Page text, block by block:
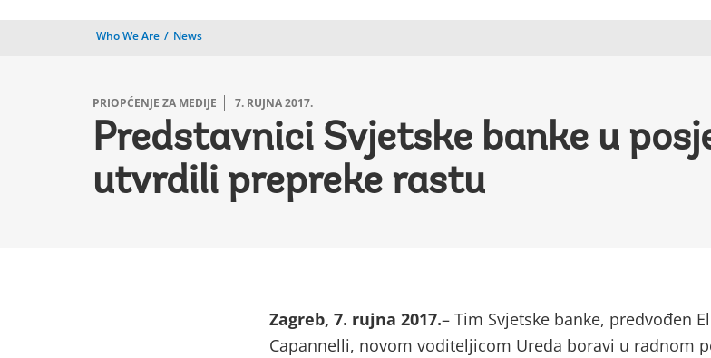
Who We Are News
PRIOPĆENJE ZA MEDIJE 7. RUJNA 2017.
Predstavnici Svjetske banke u
utvrdili prepreke rastu
Zagreb, 7. rujna 2017.– Tim Svjetske banke, predvođen
Capannelli, novom voditeljicom Ureda boravi u radnom